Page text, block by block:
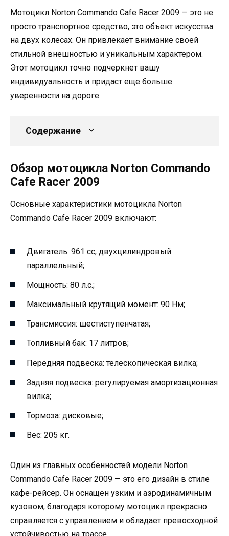
Мотоцикл Norton Commando Cafe Racer 2009 — это не
просто транспортное средство, это объект искусства
на двух колесах. Он привлекает внимание своей
стильной внешностью и уникальным характером.
Этот мотоцикл точно подчеркнет вашу
индивидуальность и придаст еще больше
уверенности на дороге.
Содержание
Обзор мотоцикла Norton Commando
Cafe Racer 2009
Основные характеристики мотоцикла Norton
Commando Cafe Racer 2009 включают:
Двигатель: 961 cc, двухцилиндровый
параллельный;
Мощность: 80 л.с.;
Максимальный крутящий момент: 90 Нм;
Трансмиссия: шестиступенчатая;
Топливный бак: 17 литров;
Передняя подвеска: телескопическая вилка;
Задняя подвеска: регулируемая амортизационная
вилка;
Тормоза: дисковые;
Вес: 205 кг.
Один из главных особенностей модели Norton
Commando Cafe Racer 2009 — это его дизайн в стиле
кафе-рейсер. Он оснащен узким и аэродинамичным
кузовом, благодаря которому мотоцикл прекрасно
справляется с управлением и обладает превосходной